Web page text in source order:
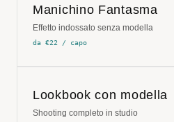
Manichino Fantasma
Effetto indossato senza modella
da €22 / capo
Lookbook con modella
Shooting completo in studio